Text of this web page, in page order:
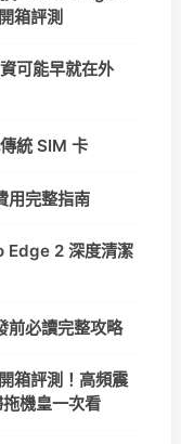
箱評測
可能早就在外
統 SIM 卡
用完整指南
Edge 2 深度清潔
前必讀完整攻略
箱評測！高頻震
機皇一次看